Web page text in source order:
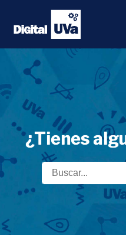
Saltar
contenido
¿Tienes